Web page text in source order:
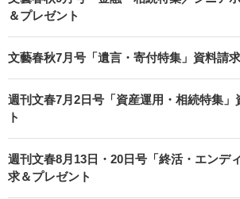
＆プレゼント
文藝春秋7月号「遺言・寄付特集」資料請
週刊文春7月2日号「資産運用・相続特集」
ト
週刊文春8月13日・20日号「終活・エンデ
求＆プレゼント